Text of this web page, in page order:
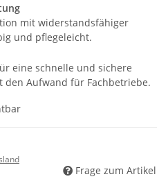
mit widerstandsfähiger
und pflegeleicht.
eine schnelle und sichere
Aufwand für Fachbetriebe.
Frage zum Artikel